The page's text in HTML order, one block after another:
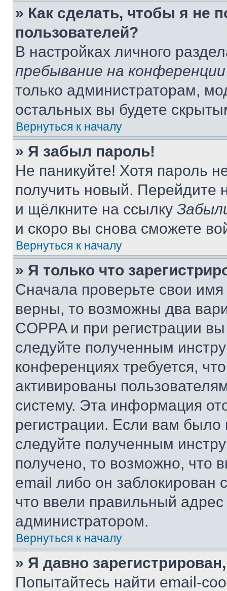
» Как сделать, чтобы я не
пользователей?
В настройках личного
пребывание на конференции
только администраторам,
остальных вы будете
Вернуться к началу
» Я забыл пароль!
Не паникуйте! Хотя пароль
получить новый. Перейдите
и щёлкните на ссылку
и скоро вы снова сможете
Вернуться к началу
» Я только что
Сначала проверьте свои
верны, то возможны два
COPPA и при регистрации
следуйте полученным
конференциях требуется,
активированы
систему. Эта информация
регистрации. Если вам
следуйте полученным
получено, то возможно, что
email либо он
что ввели правильный адрес
администратором.
Вернуться к началу
» Я давно
Попытайтесь найти email-